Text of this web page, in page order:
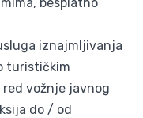
iznajmljivanja
turističkim
vožnje javnog
do / od